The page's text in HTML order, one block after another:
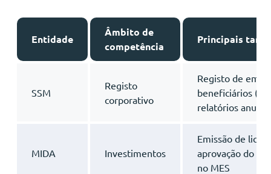
Entidade
Âmbito de
competência
Principais
SSM
Registo
corporativo
Registo de
beneficiários
relatórios
MIDA Investimentos
Emissão de
aprovação do
no MES